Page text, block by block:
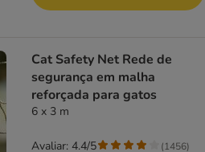
Cat Safety Net Rede de
segurança em malha
reforçada para gatos
6 x 3 m
Avaliar: 4.4/5 (1456)